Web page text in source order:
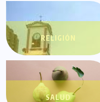
RELIGIÓN
SALUD